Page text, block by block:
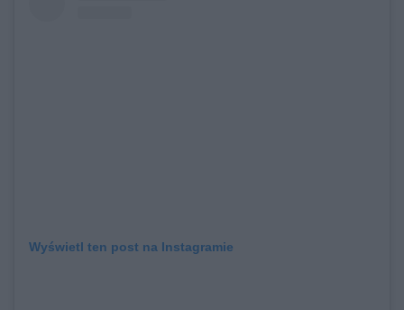
Wyświetl ten post na Instagramie